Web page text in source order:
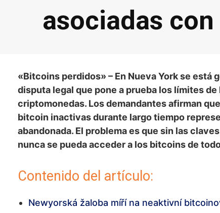
asociadas
«Bitcoins perdidos» – En Nueva York se está
disputa legal que pone a prueba los límites de
criptomonedas. Los demandantes afirman
bitcoin inactivas durante largo tiempo
abandonada. El problema es que sin las
nunca se pueda acceder a los bitcoins de
Contenido del artículo:
Newyorská žaloba míří na neaktivní